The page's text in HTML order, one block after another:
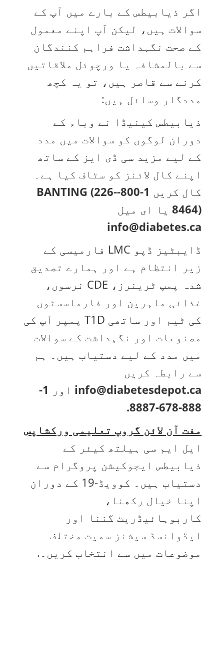
اگر ذیابیطس کے بارے میں آپ کے
سوالات ہیں، لیکن آپ اپنے معمول
کے صحت نگہداشت فراہم کنندگان
سے بالمشافہ یا ورچوئل ملاقاتیں
کرنے سے قاصر ہیں، تو یہ کچھ
مددگار وسائل ہیں:
ذیابیطس کینیڈا نے وباء کے
دوران لوگوں کو سوالات میں مدد
کے لیے مزید سی ڈی ایز کے ساتھ
اپنے کال لائنز کو سٹاف کیا ہے۔
کال کریں
1-800-BANTING (226-
8464)یا ای میل
info@diabetes.ca
ڈایبٹیز ڈپو LMC فارمیسی کے
زیر انتظام ہے اور ہمارے تصدیق
شدہ پمپ ٹرینرز، CDE نرسوں،
غذائی ماہرین اور فارماسسٹوں
کی ٹیم اور ساتھی T1D پمپر آپ کی
مصنوعات اور نگہداشت کے سوالات
میں مدد کے لیے دستیاب ہیں۔ ہم
سے رابطہ کریں
info@diabetesdepot.ca اور
1-
888-678-8887.
مفت آن لائن گروپ تعلیمی ورکشاپس
ایل ایم سی ہیلتھ کیئر کے
ذیابیطس ایجوکیشن پروگرام سے
دستیاب ہیں۔ کوویڈ-19 کے دوران
اپنا خیال رکھنا،
کاربوہائیڈریٹ گننا اور
ایڈوانسڈ سیشنز سمیت مختلف
موضوعات میں سے انتخاب کریں۔.